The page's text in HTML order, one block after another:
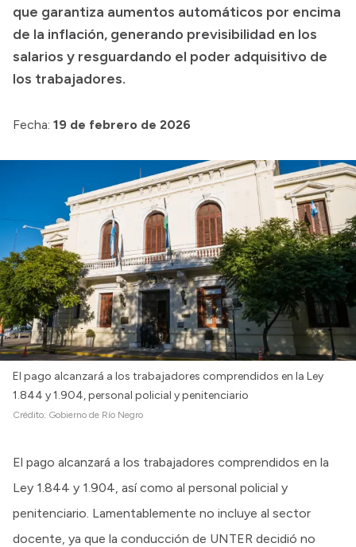
Consulta de pago a proveedores
Convocatorias
Intranet
Login
que garantiza aumentos automáticos por encima
de la inflación, generando previsibilidad en los
salarios y resguardando el poder adquisitivo de
los trabajadores.
Fecha: 19 de febrero de 2026
El pago alcanzará a los trabajadores comprendidos en la Ley
1.844 y 1.904, personal policial y penitenciario
Crédito: Gobierno de Río Negro
El pago alcanzará a los trabajadores comprendidos en la
Ley 1.844 y 1.904, así como al personal policial y
penitenciario. Lamentablemente no incluye al sector
docente, ya que la conducción de UNTER decidió no